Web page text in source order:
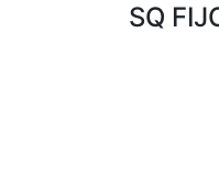
SQ